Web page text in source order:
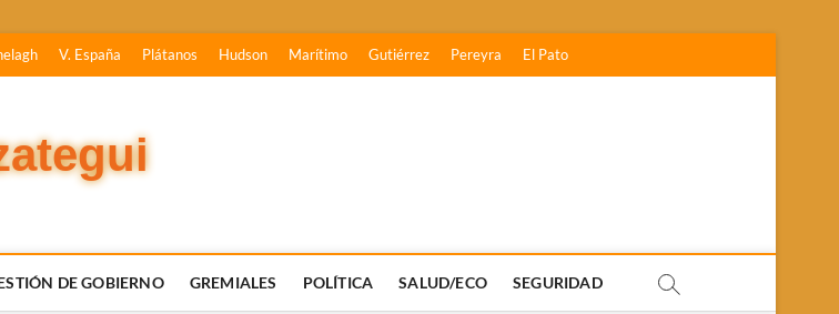
V. España Plátanos Hudson Marítimo Gutiérrez Pereyra El Pato
DE GOBIERNO GREMIALES POLÍTICA SALUD/ECO SEGURIDAD